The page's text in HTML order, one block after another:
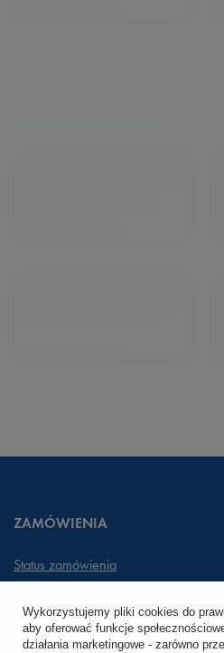
ZAMÓWIENIA
Status zamówienia
Chcę zareklamować produkt
Wykorzystujemy pliki cookies do
aby oferować funkcje
działania marketingowe - zarówno